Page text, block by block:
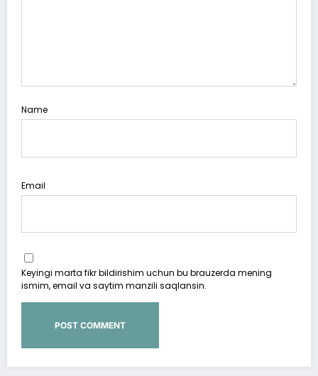
Name
Email
Keyingi marta fikr bildirishim uchun bu brauzerda mening
ismim, email va saytim manzili saqlansin.